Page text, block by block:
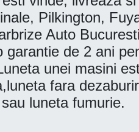
Pilkington,
Auto
de 2 ani
unei masini
fara
sau luneta fumurie.